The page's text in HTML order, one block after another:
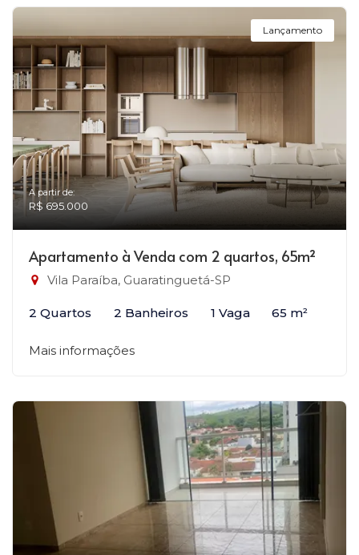
Lançamento
A partir de:
R$ 695.000
Apartamento à Venda com 2 quartos, 65m²
Vila Paraíba, Guaratinguetá-SP
2 Quartos 2 Banheiros 1 Vaga 65 m²
Mais informações